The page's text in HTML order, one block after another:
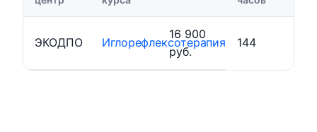
ЭКОДПО Иглорефлексотерапия
16 900
руб.
144